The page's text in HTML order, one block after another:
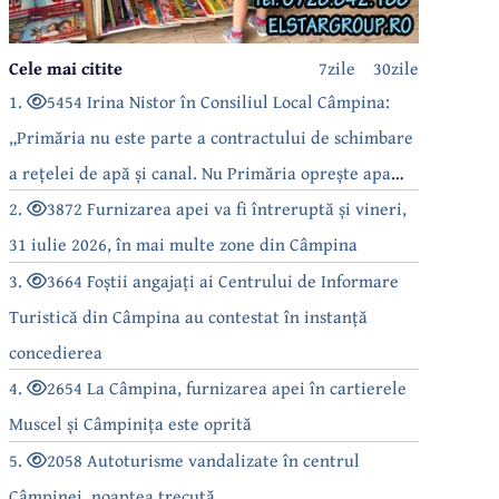
30zile
7zile
Cele mai citite
1.
5454 Irina Nistor în Consiliul Local Câmpina:
„Primăria nu este parte a contractului de schimbare
a rețelei de apă și canal. Nu Primăria oprește apa
câmpinenilor!”
2.
3872 Furnizarea apei va fi întreruptă și vineri,
31 iulie 2026, în mai multe zone din Câmpina
3.
3664 Foștii angajați ai Centrului de Informare
Turistică din Câmpina au contestat în instanță
concedierea
4.
2654 La Câmpina, furnizarea apei în cartierele
Muscel și Câmpinița este oprită
5.
2058 Autoturisme vandalizate în centrul